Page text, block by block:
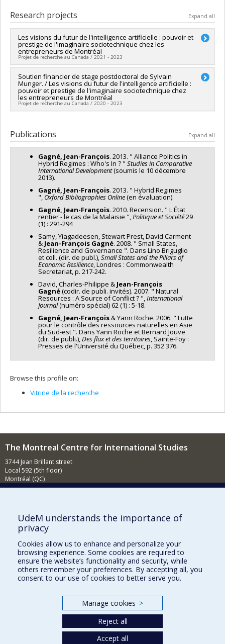
Research projects Expand all
Les visions du futur de l'intelligence artificielle : pouvoir et
prestige de l'imaginaire sociotechnique chez les
entrepreneurs de Montréal
Projet de recherche au Canada / 2021 - 2023
Lead researcher : Jean-François Gagné,Vincent Gautrais
Funding sources:SPIIE/Secrétariat des programmes
interorganismes à l’intention des établissements
Grant programs:PVXXXXXX-Fonds d'excellence en recherche
Apogée Canada/Bourse
Soutien financier de stage postdoctoral de Sylvain
Munger. / Les visions du futur de l'intelligence artificielle :
pouvoir et prestige de l'imaginaire sociotechnique chez
les entrepreneurs de Montréal
Projet de recherche au Canada / 2020 - 2023
Co-researchers :
Funding sources:FRQSC/Fonds de recherche du Québec -
Société et culture (FQRSC)
Grant programs:
Publications Expand all
Gagné, Jean-François. 2013. " Alliance Politics in
Hybrid Regimes : Who's In ? " Studies in Comparative
International Development(soumis le 10 décembre
2013).
Gagné, Jean-François. 2013. " Hybrid Regimes
", Oxford Bibliographies Online(en évaluation).
Gagné, Jean-François. 2010. Recension. " L'État
rentier - le cas de la Malaisie ",Politique et Société29
(1) : 291-294
Samy, Yiagadeesen, Stewart Prest, David Carment
& Jean-François Gagné. 2008. " Small States,
Resilience and Governance ". Dans Lino Briguglio
et coll. (dir. de publ.),Small States and the Pillars of
Economic Resilience, Londres : Commonwealth
Secretariat, p. 217-242.
David, Charles-Philippe & Jean-François
Gagné(codir. de publi. invités). 2007. " Natural
Resources : A Source of Conflict ? ",International
Journal(numéro spécial) 62 (1) : 5-18.
Gagné, Jean-François& Yann Roche. 2006. " Lutte
pour le contrôle des ressources naturelles en Asie
du Sud-est ". Dans Yann Roche et Bernard Jouve
(dir. de publi.),Des flux et des territoires, Sainte-Foy :
Presses de l'Université du Québec, p. 352 376.
Browse this profile on:
Vitrine de la recherche
The Montreal Centre for International Studies
3744 Jean Brillant street
Local 592 (5th floor)
Montréal (QC)
H3T 1P1
E-mail
News(in french)
Activities(in french)
Supporting the CÉRIUM
Our Departments and Schools
Programs and Courses in our Faculty
UdeM understands the importance of
privacy
Cookies allow us to enhance and personalize your
browsing experience. Some cookies are required to
ensure the website’s functionality and security, while
others remember your preferences. By accepting all, you
consent to our use of cookies to better serve you.
Manage cookies >
Reject all
Accept all